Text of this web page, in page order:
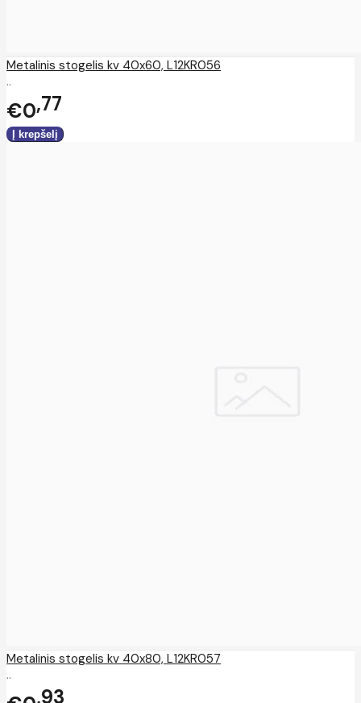
Metalinis stogelis kv 40x60, L12KR056
..
€0 77
Metalinis stogelis kv 40x80, L12KR057
..
93